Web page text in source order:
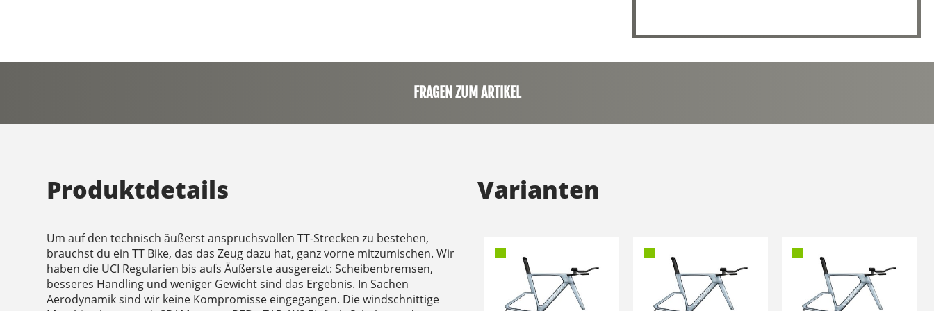
FRAGEN ZUM ARTIKEL
Produktdetails
Um auf den technisch äußerst anspruchsvollen TT-Strecken zu bestehen,
brauchst du ein TT Bike, das das Zeug dazu hat, ganz vorne mitzumischen. Wir
haben die UCI Regularien bis aufs Äußerste ausgereizt: Scheibenbremsen,
besseres Handling und weniger Gewicht sind das Ergebnis. In Sachen
Aerodynamik sind wir keine Kompromisse eingegangen. Die windschnittige
Varianten